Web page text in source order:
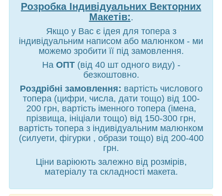
Розробка Індивідуальних Векторних
Макетів:.
Якщо у Вас є ідея для топера з
індивідуальним написом або малюнком - ми
можемо зробити її під замовлення.
На ОПТ(від 40 шт одного виду) -
безкоштовно.
Роздрібні замовлення: вартість числового
топера (цифри, числа, дати тощо) від 100-
200 грн, вартість іменного топера (імена,
прізвища, ініціали тощо) від 150-300 грн,
вартість топера з індивідуальним малюнком
(силуети, фігурки , образи тощо) від 200-400
грн.
Ціни варіюють залежно від розмірів,
матеріалу та складності макета.